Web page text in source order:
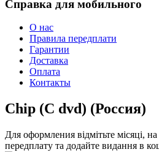
Справка для мобильного
О нас
Правила передплати
Гарантии
Доставка
Оплата
Контакты
Chip (С dvd) (Росcия)
Для оформления відмітьте місяці,
передплату та додайте видання в